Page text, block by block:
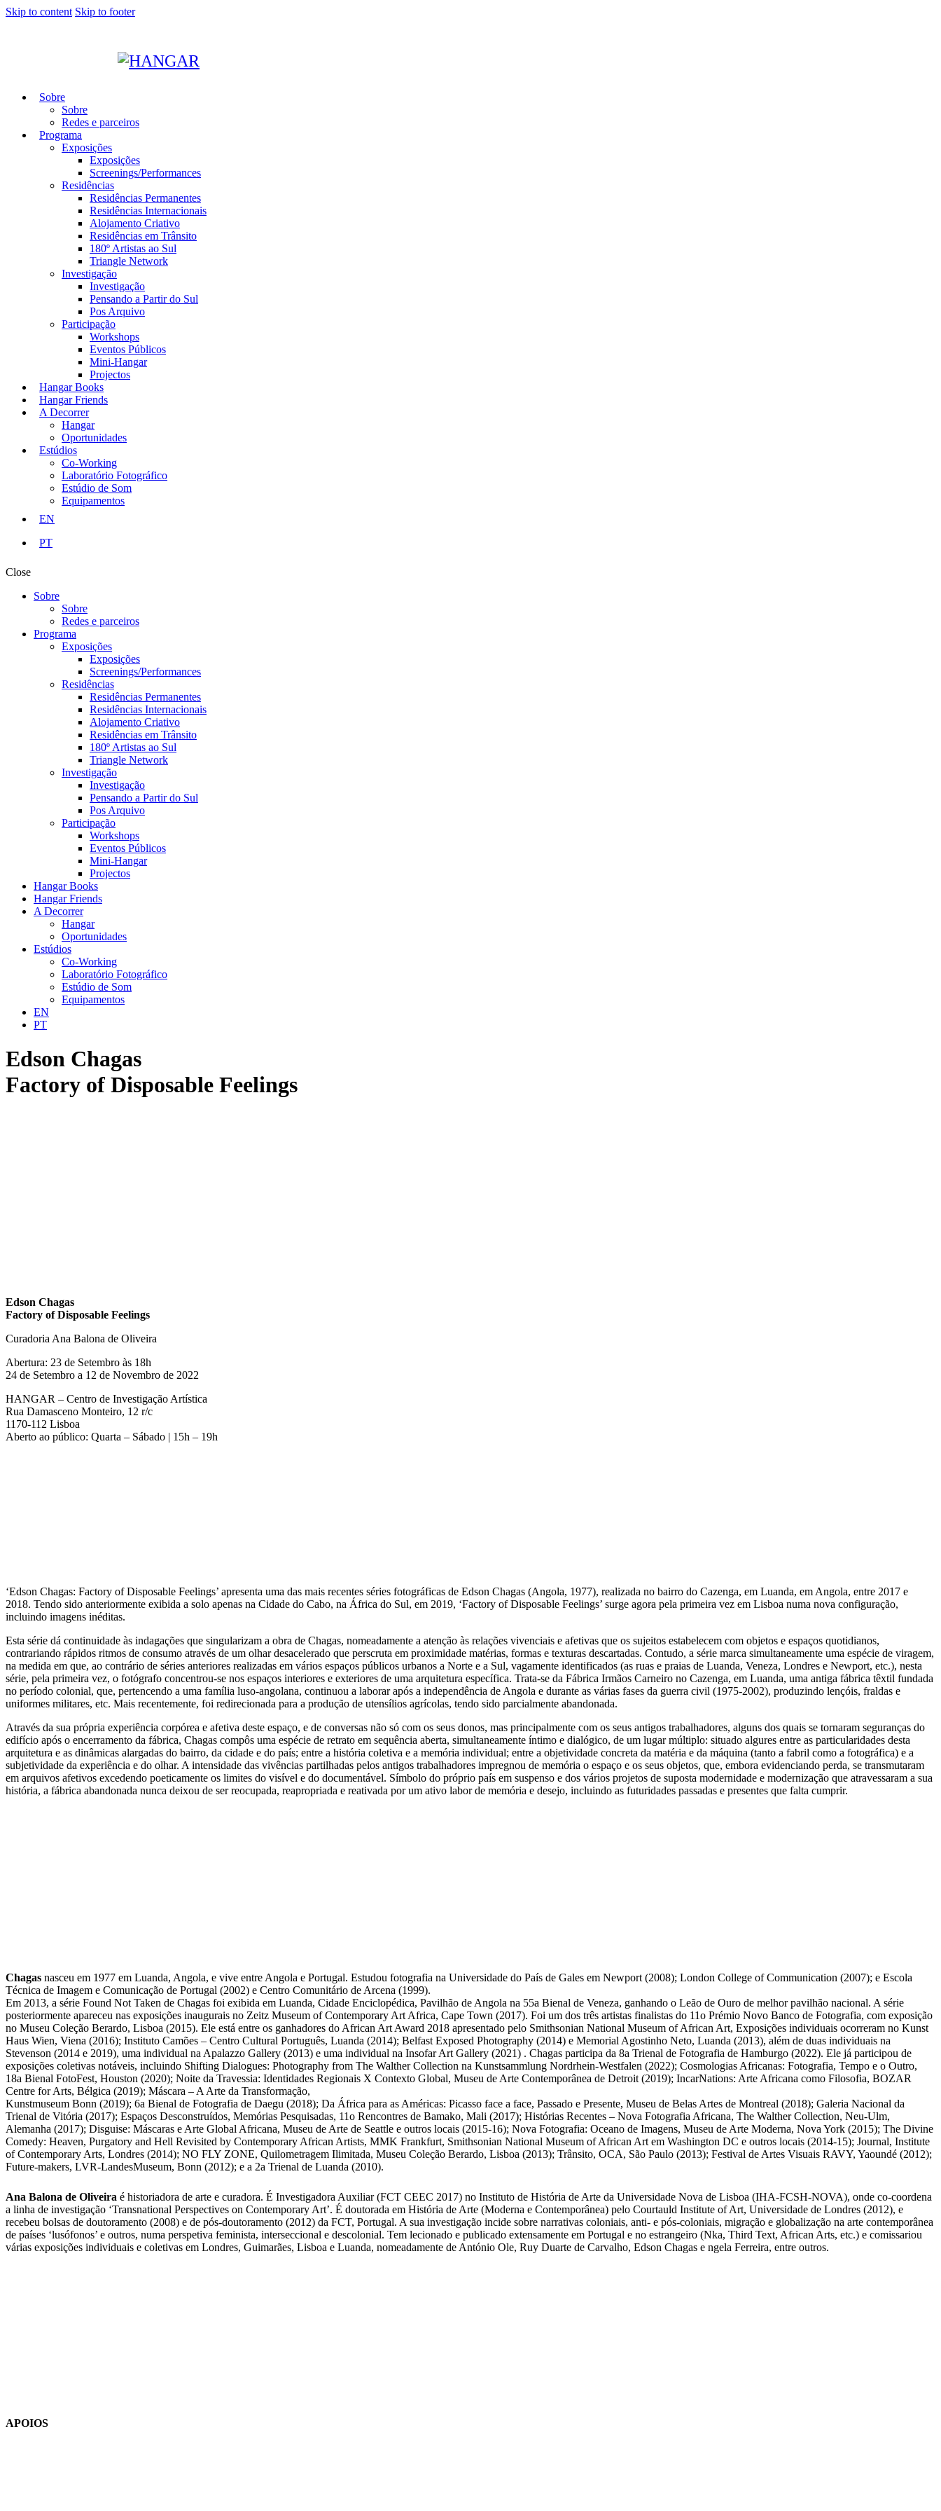
Skip to content Skip to footer
Sobre
Sobre
Redes e parceiros
Programa
Exposições
Exposições
Screenings/Performances
Residências
Residências Permanentes
Residências Internacionais
Alojamento Criativo
Residências em Trânsito
180º Artistas ao Sul
Triangle Network
Investigação
Investigação
Pensando a Partir do Sul
Pos Arquivo
Participação
Workshops
Eventos Públicos
Mini-Hangar
Projectos
Hangar Books
Hangar Friends
A Decorrer
Hangar
Oportunidades
Estúdios
Co-Working
Laboratório Fotográfico
Estúdio de Som
Equipamentos
EN
PT
Close
Sobre
Sobre
Redes e parceiros
Programa
Exposições
Exposições
Screenings/Performances
Residências
Residências Permanentes
Residências Internacionais
Alojamento Criativo
Residências em Trânsito
180º Artistas ao Sul
Triangle Network
Investigação
Investigação
Pensando a Partir do Sul
Pos Arquivo
Participação
Workshops
Eventos Públicos
Mini-Hangar
Projectos
Hangar Books
Hangar Friends
A Decorrer
Hangar
Oportunidades
Estúdios
Co-Working
Laboratório Fotográfico
Estúdio de Som
Equipamentos
EN
PT
Edson Chagas
Factory of Disposable Feelings
Edson Chagas
Factory of Disposable Feelings
Curadoria Ana Balona de Oliveira
Abertura: 23 de Setembro às 18h
24 de Setembro a 12 de Novembro de 2022
HANGAR – Centro de Investigação Artística
Rua Damasceno Monteiro, 12 r/c
1170-112 Lisboa
Aberto ao público: Quarta – Sábado | 15h – 19h
‘Edson Chagas: Factory of Disposable Feelings’ apresenta uma das mais recentes séries fotográficas de Edson Chagas (Angola, 1977), realizada no bairro do Cazenga, em Luanda, em Angola, entre 2017 e
2018. Tendo sido anteriormente exibida a solo apenas na Cidade do Cabo, na África do Sul, em 2019, ‘Factory of Disposable Feelings’ surge agora pela primeira vez em Lisboa numa nova configuração,
incluindo imagens inéditas.
Esta série dá continuidade às indagações que singularizam a obra de Chagas, nomeadamente a atenção às relações vivenciais e afetivas que os sujeitos estabelecem com objetos e espaços quotidianos,
contrariando rápidos ritmos de consumo através de um olhar desacelerado que perscruta em proximidade matérias, formas e texturas descartadas. Contudo, a série marca simultaneamente uma espécie de viragem,
na medida em que, ao contrário de séries anteriores realizadas em vários espaços públicos urbanos a Norte e a Sul, vagamente identificados (as ruas e praias de Luanda, Veneza, Londres e Newport, etc.), nesta
série, pela primeira vez, o fotógrafo concentrou-se nos espaços interiores e exteriores de uma arquitetura específica. Trata-se da Fábrica Irmãos Carneiro no Cazenga, em Luanda, uma antiga fábrica têxtil fundada
no período colonial, que, pertencendo a uma família luso-angolana, continuou a laborar após a independência de Angola e durante as várias fases da guerra civil (1975-2002), produzindo lençóis, fraldas e
uniformes militares, etc. Mais recentemente, foi redirecionada para a produção de utensílios agrícolas, tendo sido parcialmente abandonada.
Através da sua própria experiência corpórea e afetiva deste espaço, e de conversas não só com os seus donos, mas principalmente com os seus antigos trabalhadores, alguns dos quais se tornaram seguranças do
edifício após o encerramento da fábrica, Chagas compôs uma espécie de retrato em sequência aberta, simultaneamente íntimo e dialógico, de um lugar múltiplo: situado algures entre as particularidades desta
arquitetura e as dinâmicas alargadas do bairro, da cidade e do país; entre a história coletiva e a memória individual; entre a objetividade concreta da matéria e da máquina (tanto a fabril como a fotográfica) e a
subjetividade da experiência e do olhar. A intensidade das vivências partilhadas pelos antigos trabalhadores impregnou de memória o espaço e os seus objetos, que, embora evidenciando perda, se transmutaram
em arquivos afetivos excedendo poeticamente os limites do visível e do documentável. Símbolo do próprio país em suspenso e dos vários projetos de suposta modernidade e modernização que atravessaram a sua
história, a fábrica abandonada nunca deixou de ser reocupada, reapropriada e reativada por um ativo labor de memória e desejo, incluindo as futuridades passadas e presentes que falta cumprir.
Chagas nasceu em 1977 em Luanda, Angola, e vive entre Angola e Portugal. Estudou fotografia na Universidade do País de Gales em Newport (2008); London College of Communication (2007); e Escola
Técnica de Imagem e Comunicação de Portugal (2002) e Centro Comunitário de Arcena (1999).
Em 2013, a série Found Not Taken de Chagas foi exibida em Luanda, Cidade Enciclopédica, Pavilhão de Angola na 55a Bienal de Veneza, ganhando o Leão de Ouro de melhor pavilhão nacional. A série
posteriormente apareceu nas exposições inaugurais no Zeitz Museum of Contemporary Art Africa, Cape Town (2017). Foi um dos três artistas finalistas do 11o Prémio Novo Banco de Fotografia, com exposição
no Museu Coleção Berardo, Lisboa (2015). Ele está entre os ganhadores do African Art Award 2018 apresentado pelo Smithsonian National Museum of African Art, Exposições individuais ocorreram no Kunst
Haus Wien, Viena (2016); Instituto Camões – Centro Cultural Português, Luanda (2014); Belfast Exposed Photography (2014) e Memorial Agostinho Neto, Luanda (2013), além de duas individuais na
Stevenson (2014 e 2019), uma individual na Apalazzo Gallery (2013) e uma individual na Insofar Art Gallery (2021) . Chagas participa da 8a Trienal de Fotografia de Hamburgo (2022). Ele já participou de
exposições coletivas notáveis, incluindo Shifting Dialogues: Photography from The Walther Collection na Kunstsammlung Nordrhein-Westfalen (2022); Cosmologias Africanas: Fotografia, Tempo e o Outro,
18a Bienal FotoFest, Houston (2020); Noite da Travessia: Identidades Regionais X Contexto Global, Museu de Arte Contemporânea de Detroit (2019); IncarNations: Arte Africana como Filosofia, BOZAR
Centre for Arts, Bélgica (2019); Máscara – A Arte da Transformação,
Kunstmuseum Bonn (2019); 6a Bienal de Fotografia de Daegu (2018); Da África para as Américas: Picasso face a face, Passado e Presente, Museu de Belas Artes de Montreal (2018); Galeria Nacional da
Trienal de Vitória (2017); Espaços Desconstruídos, Memórias Pesquisadas, 11o Rencontres de Bamako, Mali (2017); Histórias Recentes – Nova Fotografia Africana, The Walther Collection, Neu-Ulm,
Alemanha (2017); Disguise: Máscaras e Arte Global Africana, Museu de Arte de Seattle e outros locais (2015-16); Nova Fotografia: Oceano de Imagens, Museu de Arte Moderna, Nova York (2015); The Divine
Comedy: Heaven, Purgatory and Hell Revisited by Contemporary African Artists, MMK Frankfurt, Smithsonian National Museum of African Art em Washington DC e outros locais (2014-15); Journal, Institute
of Contemporary Arts, Londres (2014); NO FLY ZONE, Quilometragem Ilimitada, Museu Coleção Berardo, Lisboa (2013); Trânsito, OCA, São Paulo (2013); Festival de Artes Visuais RAVY, Yaoundé (2012);
Future-makers, LVR-LandesMuseum, Bonn (2012); e a 2a Trienal de Luanda (2010).
Ana Balona de Oliveira é historiadora de arte e curadora. É Investigadora Auxiliar (FCT CEEC 2017) no Instituto de História de Arte da Universidade Nova de Lisboa (IHA-FCSH-NOVA), onde co-coordena
a linha de investigação ‘Transnational Perspectives on Contemporary Art’. É doutorada em História de Arte (Moderna e Contemporânea) pelo Courtauld Institute of Art, Universidade de Londres (2012), e
recebeu bolsas de doutoramento (2008) e de pós-doutoramento (2012) da FCT, Portugal. A sua investigação incide sobre narrativas coloniais, anti- e pós-coloniais, migração e globalização na arte contemporânea
de países ‘lusófonos’ e outros, numa perspetiva feminista, interseccional e descolonial. Tem lecionado e publicado extensamente em Portugal e no estrangeiro (Nka, Third Text, African Arts, etc.) e comissariou
várias exposições individuais e coletivas em Londres, Guimarães, Lisboa e Luanda, nomeadamente de António Ole, Ruy Duarte de Carvalho, Edson Chagas e ngela Ferreira, entre outros.
APOIOS